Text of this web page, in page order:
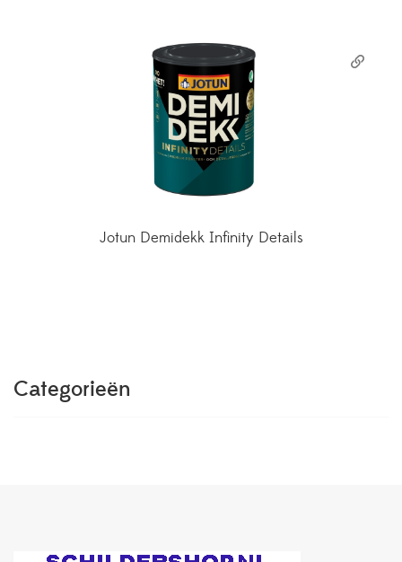
Jotun Demidekk Infinity Details
Categorieën